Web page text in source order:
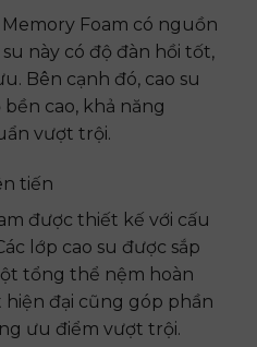
Foam có nguồn
này có độ đàn hồi tốt,
Bên cạnh đó, cao su
cao, khả năng
vượt trội.
tiến
được thiết kế với cấu
lớp cao su được sắp
tổng thể nệm hoàn
hiện đại cũng góp phần
ưu điểm vượt trội.